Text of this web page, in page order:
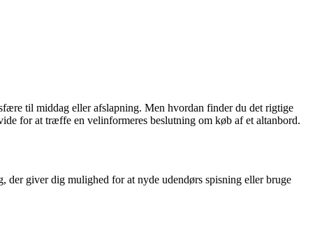
til middag eller afslapning. Men hvordan finder du det rigtige
for at træffe en velinformeres beslutning om køb af et altanbord.
giver dig mulighed for at nyde udendørs spisning eller bruge